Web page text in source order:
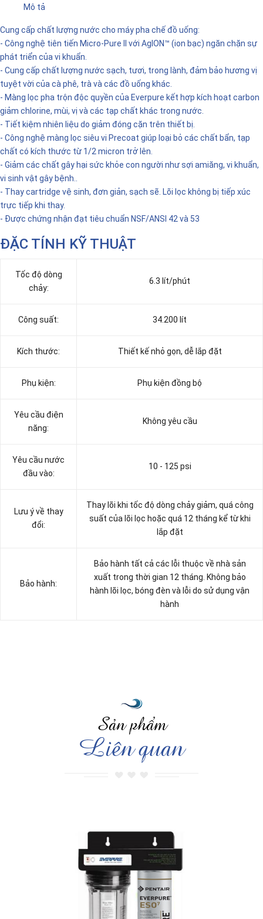
Mô tả
Cung cấp chất lượng nước cho máy pha chế đồ uống:
- Công nghệ tiên tiến Micro-Pure II với AgION™ (ion bạc) ngăn chặn sự
phát triển của vi khuẩn.
- Cung cấp chất lượng nước sạch, tươi, trong lành, đảm bảo hương vị
tuyệt vời của cà phê, trà và các đồ uống khác.
- Màng lọc pha trộn độc quyền của Everpure kết hợp kích hoạt carbon
giảm chlorine, mùi, vị và các tạp chất khác trong nước.
- Tiết kiệm nhiên liệu do giảm đóng cặn trên thiết bị.
- Công nghệ màng lọc siêu vi Precoat giúp loại bỏ các chất bẩn, tạp
chất có kích thước từ 1/2 micron trở lên.
- Giảm các chất gây hại sức khỏe con người như sợi amiăng, vi khuẩn,
vi sinh vật gây bệnh..
- Thay cartridge vệ sinh, đơn giản, sạch sẽ. Lõi lọc không bị tiếp xúc
trực tiếp khi thay.
- Được chứng nhận đạt tiêu chuẩn NSF/ANSI 42 và 53
ĐẶC TÍNH KỸ THUẬT
Tốc độ dòng
chảy:
6.3 lít/phút
Công suất: 34.200 lít
Kích thước: Thiết kế nhỏ gọn, dễ lắp đặt
Phụ kiện: Phụ kiện đồng bộ
Yêu cầu điện
năng:
Không yêu cầu
Yêu cầu nước
đầu vào:
10 - 125 psi
Lưu ý về thay
đổi:
Thay lõi khi tốc độ dòng chảy giảm, quá công
suất của lõi lọc hoặc quá 12 tháng kể từ khi
lắp đặt
Bảo hành:
Bảo hành tất cả các lỗi thuộc về nhà sản
xuất trong thời gian 12 tháng. Không bảo
hành lõi lọc, bóng đèn và lỗi do sử dụng vận
hành
Sản phẩm
Liên quan